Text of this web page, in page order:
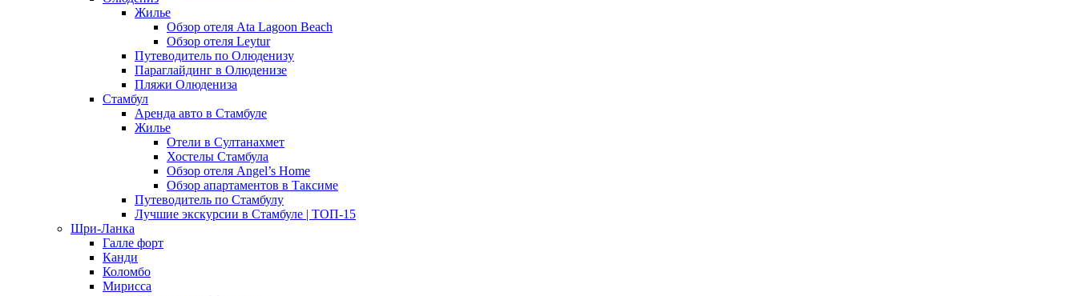
Жилье
Обзор отеля Ata Lagoon Beach
Обзор отеля Leytur
Путеводитель по Олюденизу
Параглайдинг в Олюденизе
Пляжи Олюдениза
Стамбул
Аренда авто в Стамбуле
Жилье
Отели в Султанахмет
Хостелы Стамбула
Обзор отеля Angel’s Home
Обзор апартаментов в Таксиме
Путеводитель по Стамбулу
Лучшие экскурсии в Стамбуле | ТОП-15
Шри-Ланка
Галле форт
Канди
Коломбо
Мирисса